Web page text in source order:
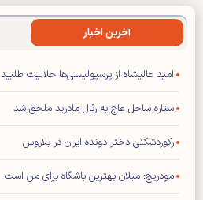
آخرین اخبار
امید عالیشاه از پرسپولیسی‌ها حلالیت طلبید
ستاره ساحل عاج به رئال مادرید ملحق شد
رکوردشکنی دختر دونده ایران در بلاروس
مودریچ: میلان بهترین باشگاه برای من است